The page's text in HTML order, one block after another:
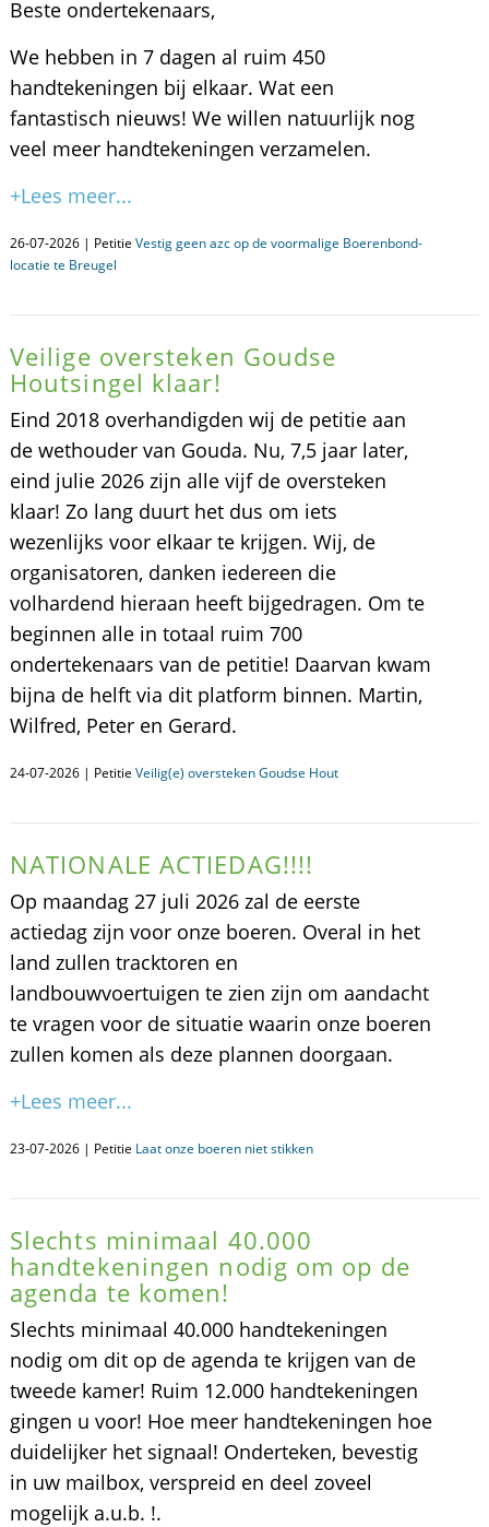
Beste ondertekenaars,
We hebben in 7 dagen al ruim 450
handtekeningen bij elkaar. Wat een
fantastisch nieuws! We willen natuurlijk nog
veel meer handtekeningen verzamelen.
+Lees meer...
26-07-2026 | Petitie Vestig geen azc op de voormalige Boerenbond-
locatie te Breugel
Veilige oversteken Goudse
Houtsingel klaar!
Eind 2018 overhandigden wij de petitie aan
de wethouder van Gouda. Nu, 7,5 jaar later,
eind julie 2026 zijn alle vijf de oversteken
klaar! Zo lang duurt het dus om iets
wezenlijks voor elkaar te krijgen. Wij, de
organisatoren, danken iedereen die
volhardend hieraan heeft bijgedragen. Om te
beginnen alle in totaal ruim 700
ondertekenaars van de petitie! Daarvan kwam
bijna de helft via dit platform binnen. Martin,
Wilfred, Peter en Gerard.
24-07-2026 | Petitie Veilig(e) oversteken Goudse Hout
NATIONALE ACTIEDAG!!!!
Op maandag 27 juli 2026 zal de eerste
actiedag zijn voor onze boeren. Overal in het
land zullen tracktoren en
landbouwvoertuigen te zien zijn om aandacht
te vragen voor de situatie waarin onze boeren
zullen komen als deze plannen doorgaan.
+Lees meer...
23-07-2026 | Petitie Laat onze boeren niet stikken
Slechts minimaal 40.000
handtekeningen nodig om op de
agenda te komen!
Slechts minimaal 40.000 handtekeningen
nodig om dit op de agenda te krijgen van de
tweede kamer! Ruim 12.000 handtekeningen
gingen u voor! Hoe meer handtekeningen hoe
duidelijker het signaal! Onderteken, bevestig
in uw mailbox, verspreid en deel zoveel
mogelijk a.u.b. !.